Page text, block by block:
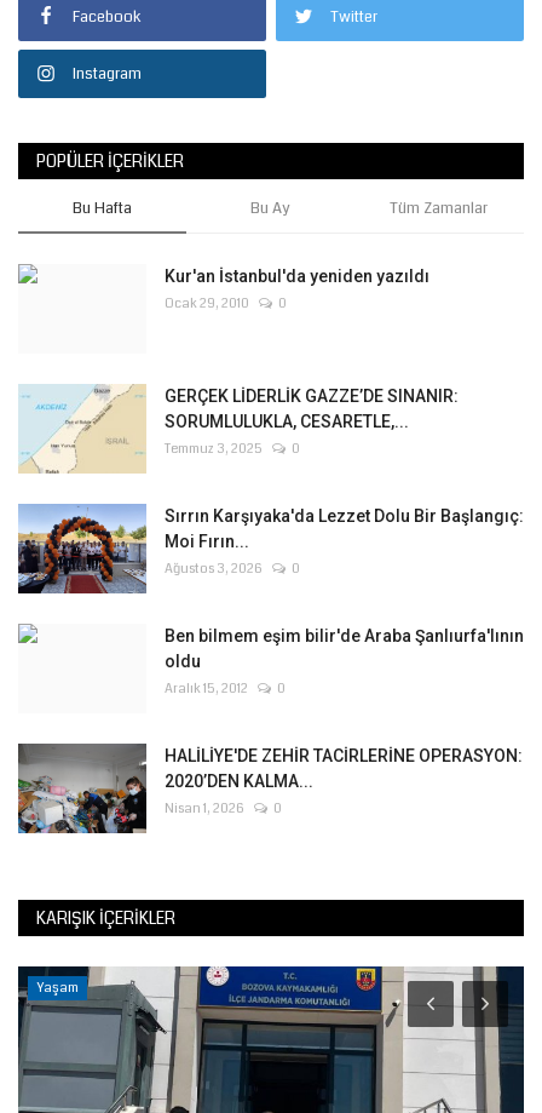
Facebook Twitter
Instagram
POPÜLER İÇERIKLER
Bu Hafta Bu Ay Tüm Zamanlar
Kur'an İstanbul'da yeniden yazıldı
Ocak 29, 2010 0
GERÇEK LİDERLİK GAZZE’DE SINANIR:
SORUMLULUKLA, CESARETLE,...
Temmuz 3, 2025 0
Sırrın Karşıyaka'da Lezzet Dolu Bir Başlangıç:
Moi Fırın...
Ağustos 3, 2026 0
Ben bilmem eşim bilir'de Araba Şanlıurfa'lının
oldu
Aralık 15, 2012 0
HALİLİYE'DE ZEHİR TACİRLERİNE OPERASYON:
2020’DEN KALMA...
Nisan 1, 2026 0
KARIŞIK İÇERIKLER
Yaşam